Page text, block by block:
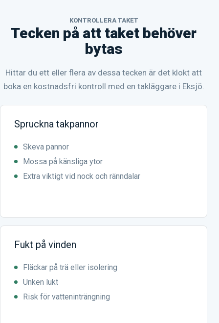
KONTROLLERA TAKET
Tecken på att taket behöver
bytas
Hittar du ett eller flera av dessa tecken är det klokt att
boka en kostnadsfri kontroll med en takläggare i Eksjö.
Spruckna takpannor
Skeva pannor
Mossa på känsliga ytor
Extra viktigt vid nock och ränndalar
Fukt på vinden
Fläckar på trä eller isolering
Unken lukt
Risk för vatteninträngning